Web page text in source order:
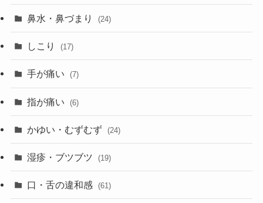
鼻水・鼻づまり (24)
しこり (17)
手が痛い (7)
指が痛い (6)
かゆい・むずむず (24)
湿疹・ブツブツ (19)
口・舌の違和感 (61)